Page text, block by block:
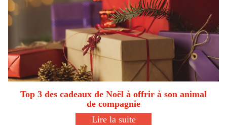
Top 3 des cadeaux de Noël à offrir à son animal
de compagnie
Lire la suite